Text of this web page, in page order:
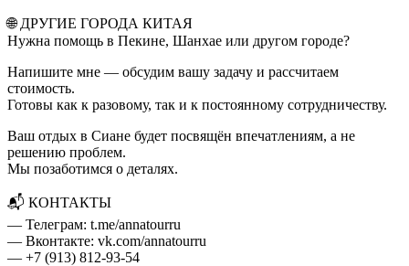
🌐 ДРУГИЕ ГОРОДА КИТАЯ
Нужна помощь в Пекине, Шанхае или другом городе?
Напишите мне — обсудим вашу задачу и рассчитаем
стоимость.
Готовы как к разовому, так и к постоянному сотрудничеству.
Ваш отдых в Сиане будет посвящён впечатлениям, а не
решению проблем.
Мы позаботимся о деталях.
📬 КОНТАКТЫ
— Телеграм: t.me/annatourru
— Вконтакте: vk.com/annatourru
— +7 (913) 812-93-54